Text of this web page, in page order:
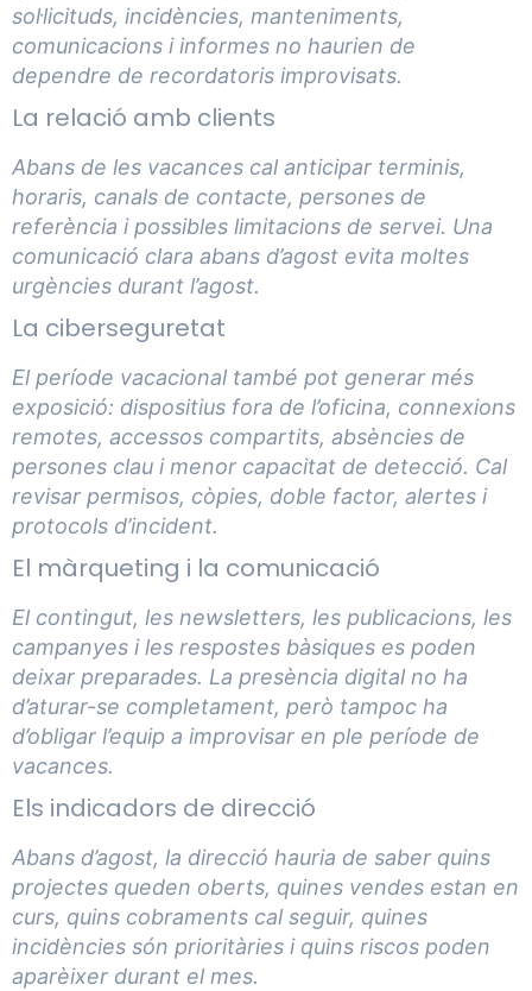
sol·licituds, incidències, manteniments,
comunicacions i informes no haurien de
dependre de recordatoris improvisats.
La relació amb clients
Abans de les vacances cal anticipar terminis,
horaris, canals de contacte, persones de
referència i possibles limitacions de servei. Una
comunicació clara abans d’agost evita moltes
urgències durant l’agost.
La ciberseguretat
El període vacacional també pot generar més
exposició: dispositius fora de l’oficina, connexions
remotes, accessos compartits, absències de
persones clau i menor capacitat de detecció. Cal
revisar permisos, còpies, doble factor, alertes i
protocols d’incident.
El màrqueting i la comunicació
El contingut, les newsletters, les publicacions, les
campanyes i les respostes bàsiques es poden
deixar preparades. La presència digital no ha
d’aturar-se completament, però tampoc ha
d’obligar l’equip a improvisar en ple període de
vacances.
Els indicadors de direcció
Abans d’agost, la direcció hauria de saber quins
projectes queden oberts, quines vendes estan en
curs, quins cobraments cal seguir, quines
incidències són prioritàries i quins riscos poden
aparèixer durant el mes.